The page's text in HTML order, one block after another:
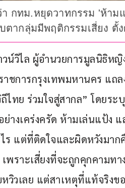
กทม.หยุดวาทกรรม 'ห้า
ากลุ่มมีพฤติกรรมเสี่ยง ตั้
น์วิไล ผู้อำนวยการมูลนิธิหญิ
การกรุงเทพมหานคร แถล
ทย ร่วมใจสู่สากล” โดยระ
างเคร่งครัด ห้ามเล่นแป้ง
ร แต่ที่ติดใจและผิดหวังมาก
เพราะเสี่ยงที่จะถูกคุกคาม
วิวเลย แต่สาเหตุที่แท้จริงข